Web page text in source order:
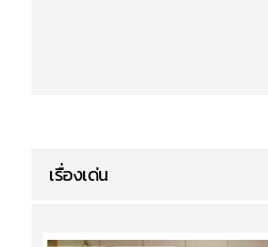
เรื่องเด่น